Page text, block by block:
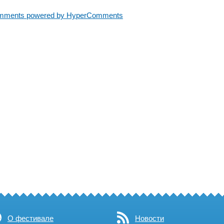
powered by HyperComments
О фестивале Новости